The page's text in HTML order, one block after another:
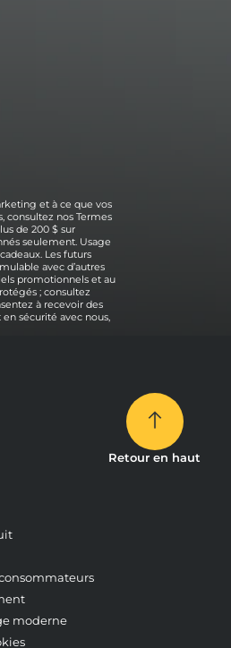
et à ce que vos
consultez nos Termes
de 200 $ sur
seulement. Usage
Les futurs
avec d’autres
promotionnels et au
; consultez
à recevoir des
sécurité avec nous,
moderne
Retour en haut